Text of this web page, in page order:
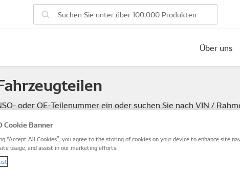
Über uns
oder OE-Teilenummer ein oder suchen Sie nach VIN /
Cookie Banner
“Accept All Cookies”, you agree to the storing of cookies on your device to enhance site
usage, and assist in our marketing efforts.